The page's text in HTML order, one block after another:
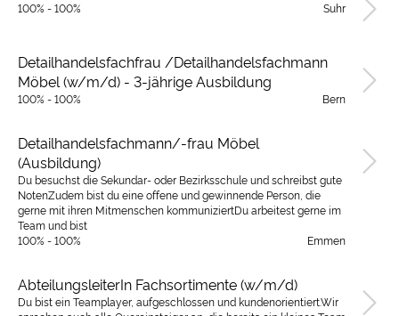
100% - 100% Suhr
Detailhandelsfachfrau /Detailhandelsfachmann
Möbel (w/m/d) - 3-jährige Ausbildung
100% - 100% Bern
Detailhandelsfachmann/-frau Möbel
(Ausbildung)
Du besuchst die Sekundar- oder Bezirksschule und schreibst gute
NotenZudem bist du eine offene und gewinnende Person, die
gerne mit ihren Mitmenschen kommuniziertDu arbeitest gerne im
Team und bist
100% - 100%
Emmen
AbteilungsleiterIn Fachsortimente (w/m/d)
Du bist ein Teamplayer, aufgeschlossen und kundenorientiert.Wir